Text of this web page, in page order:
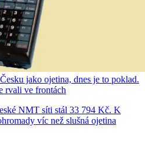
jako ojetina, dnes je to poklad.
rvali ve frontách
NMT síti stál 33 794 Kč. K
víc než slušná ojetina